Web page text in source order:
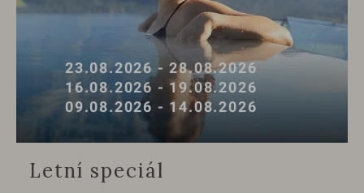
09.08.2026 - 14.08.2026
16.08.2026 - 19.08.2026
23.08.2026 - 28.08.2026
Letní speciál